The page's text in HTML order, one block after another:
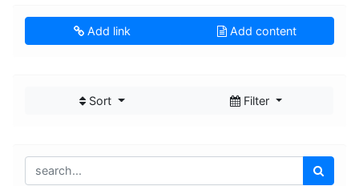
Add link Add content
Sort Filter